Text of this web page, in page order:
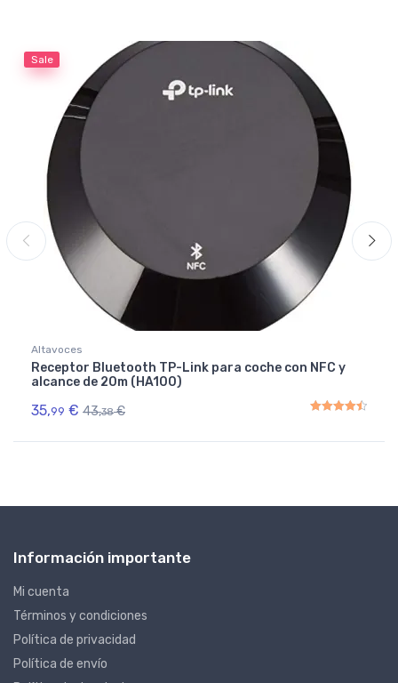
Sale
Altavoces
Receptor Bluetooth TP-Link para coche con NFC y
alcance de 20m (HA100)
35,99 € 43,38 €
Información importante
Mi cuenta
Términos y condiciones
Política de privacidad
Política de envío